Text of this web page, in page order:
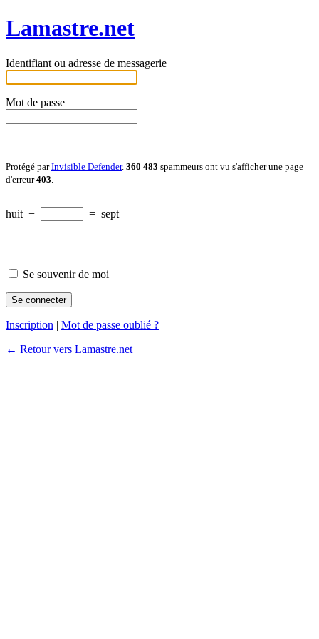
Lamastre.net
Identifiant ou adresse de messagerie
Mot de passe
Protégé parInvisible Defender. 360 483 spammeurs ont vu s'afficher une page
d'erreur403
huit − = sept
Se souvenir de moi
Inscription | Mot de passe oublié ?
← Retour vers Lamastre.net